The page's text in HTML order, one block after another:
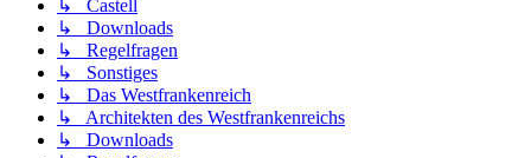
↳ Castell
↳ Downloads
↳ Regelfragen
↳ Sonstiges
↳ Das Westfrankenreich
↳ Architekten des Westfrankenreichs
↳ Downloads